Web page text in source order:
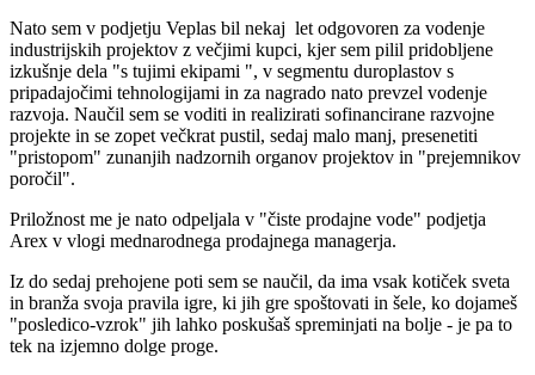
Nato sem v podjetju Veplas bil nekaj let odgovoren za vodenje
industrijskih projektov z večjimi kupci, kjer sem pilil pridobljene
izkušnje dela "s tujimi ekipami ", v segmentu duroplastov s
pripadajočimi tehnologijami in za nagrado nato prevzel vodenje
razvoja. Naučil sem se voditi in realizirati sofinancirane razvojne
projekte in se zopet večkrat pustil, sedaj malo manj, presenetiti
"pristopom" zunanjih nadzornih organov projektov in "prejemnikov
poročil".
Priložnost me je nato odpeljala v "čiste prodajne vode" podjetja
Arex v vlogi mednarodnega prodajnega managerja.
Iz do sedaj prehojene poti sem se naučil, da ima vsak kotiček sveta
in branža svoja pravila igre, ki jih gre spoštovati in šele, ko dojameš
"posledico-vzrok" jih lahko poskušaš spreminjati na bolje - je pa to
tek na izjemno dolge proge.